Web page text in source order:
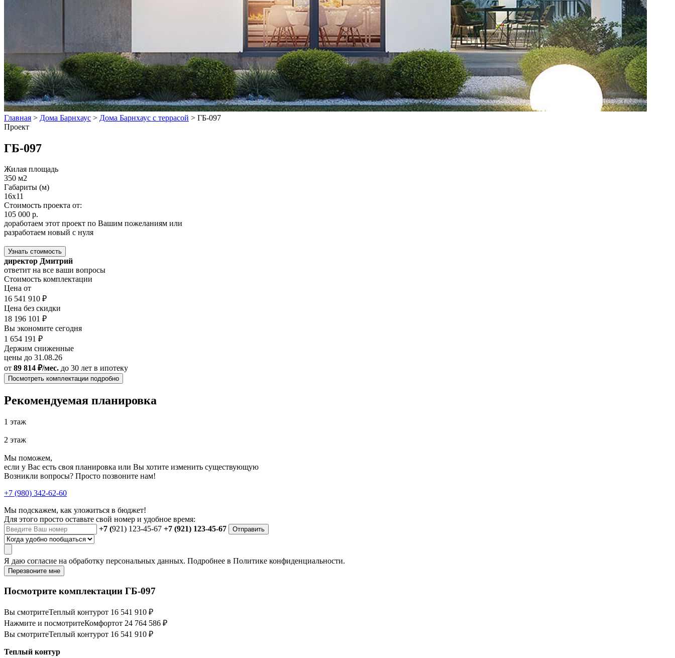
Главная > Дома Барнхаус > Дома Барнхаус с террасой > ГБ-097
Проект
ГБ-097
Жилая площадь
350 м2
Габариты (м)
16x11
Стоимость проекта от:
105 000 р.
доработаем этот проект по Вашим пожеланиям или
разработаем новый с нуля
Узнать стоимость
директор Дмитрий
ответит на все ваши вопросы
Стоимость комплектации
Цена от
16 541 910 ₽
Цена без скидки
18 196 101 ₽
Вы экономите сегодня
1 654 191 ₽
Держим сниженные
цены до 31.08.26
от 89 814 ₽/мес. до 30 лет в ипотеку
Посмотреть комплектации подробно
Рекомендуемая планировка
1 этаж
2 этаж
Мы поможем,
если у Вас есть своя планировка или Вы хотите изменить существующую
Возникли вопросы? Просто позвоните нам!
+7 (980) 342-62-60
Мы подскажем, как уложиться в бюджет!
Для этого просто оставьте свой номер и удобное время:
+7 (921) 123-45-67 +7 (921) 123-45-67 Отправить
Я даю согласие на обработку персональных данных. Подробнее в Политике конфиденциальности.
Перезвоните мне
Посмотрите комплектации ГБ-097
Вы смотритеТеплый контурот 16 541 910 ₽
Нажмите и посмотритеКомфортот 24 764 586 ₽
Вы смотритеТеплый контурот 16 541 910 ₽
Теплый контур